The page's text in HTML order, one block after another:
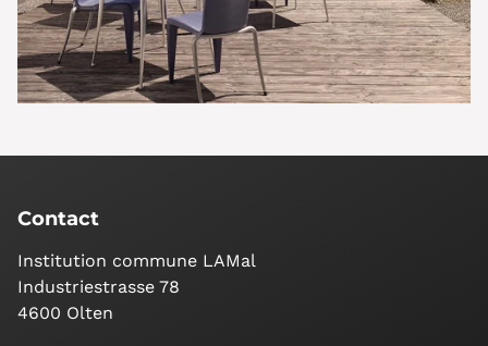
Contact
Institution commune LAMal
Industriestrasse 78
4600 Olten